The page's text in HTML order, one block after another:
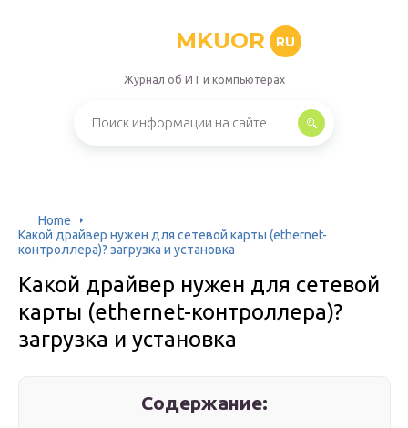
MKUOR RU
Журнал об ИТ и компьютерах
Home
Какой драйвер нужен для сетевой карты (ethernet-
контроллера)? загрузка и установка
Какой драйвер нужен для сетевой
карты (ethernet-контроллера)?
загрузка и установка
Содержание: